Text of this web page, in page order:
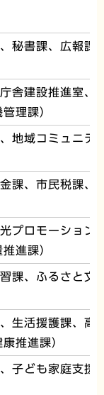
秘書課、広報課
舎建設推進室、
理課）
地域コミュニテ
課、市民税課、
プロモーション
進課）
課、ふるさと文
生活援護課、高
推進課）
子ども家庭支援